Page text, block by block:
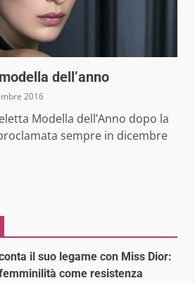
dell’anno
2016
Modella dell’Anno dopo la
sempre in dicembre
il suo legame con Miss Dior:
come resistenza